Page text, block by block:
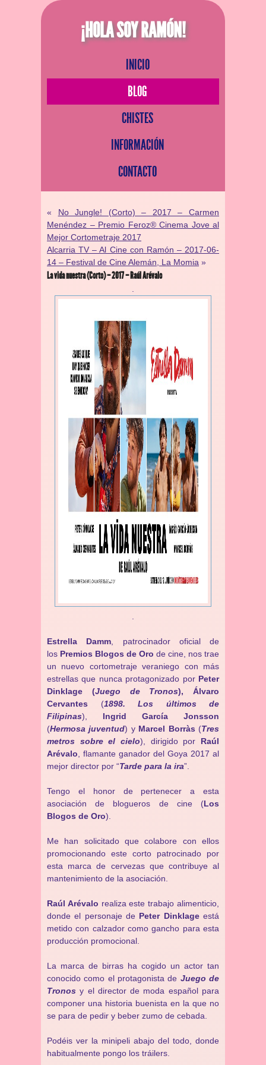
¡HOLA SOY RAMÓN!
INICIO
BLOG
CHISTES
INFORMACIÓN
CONTACTO
« No Jungle! (Corto) – 2017 – Carmen
Menéndez – Premio Feroz® Cinema Jove al
Mejor Cortometraje 2017
Alcarria TV – Al Cine con Ramón – 2017-06-
14 – Festival de Cine Alemán, La Momia »
La vida nuestra (Corto) – 2017 – Raúl Arévalo
Estrella Damm , patrocinador oficial de
los Premios Blogos de Oro de cine, nos trae
un nuevo cortometraje veraniego con más
estrellas que nunca protagonizado porPeter
Dinklage (Juego de Tronos),
Álvaro
Cervantes (1898. Los últimos de
Filipinas), Ingrid García Jonsson
(Hermosa juventud) yMarcel Borràs (Tres
metros sobre el cielo), dirigido por Raúl
Arévalo , flamante ganador del Goya 2017 al
mejor director por “Tarde para la ira”.
Tengo el honor de pertenecer a esta
asociación de blogueros de cine (Los
Blogos de Oro).
Me han solicitado que colabore con ellos
promocionando este corto patrocinado por
esta marca de cervezas que contribuye al
mantenimiento de la asociación.
Raúl Arévalo realiza este trabajo alimenticio,
donde el personaje de Peter Dinklageestá
metido con calzador como gancho para esta
producción promocional.
La marca de birras ha cogido un actor tan
conocido como el protagonista de Juego de
Tronos y el director de moda español para
componer una historia buenista en la que no
se para de pedir y beber zumo de cebada.
Podéis ver la minipeli abajo del todo, donde
habitualmente pongo los tráilers.